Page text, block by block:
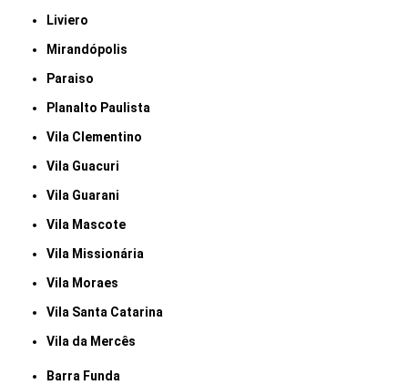
Liviero
Mirandópolis
Paraiso
Planalto Paulista
Vila Clementino
Vila Guacuri
Vila Guarani
Vila Mascote
Vila Missionária
Vila Moraes
Vila Santa Catarina
Vila da Mercês
Barra Funda